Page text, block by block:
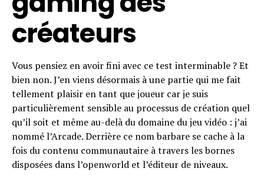
créateurs
Vous pensiez en avoir fini avec ce test interminable ? Et
bien non. J’en viens désormais à une partie qui me fait
tellement plaisir en tant que joueur car je suis
particulièrement sensible au processus de création quel
qu’il soit et même au-delà du domaine du jeu vidéo : j’ai
nommé l’Arcade. Derrière ce nom barbare se cache à la
fois du contenu communautaire à travers les bornes
disposées dans l’openworld et l’éditeur de niveaux.